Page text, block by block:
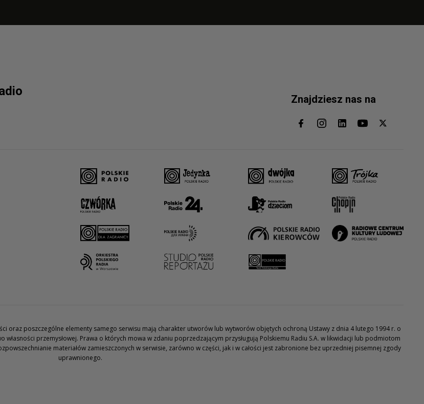
Znajdziesz nas na
oraz poszczególne elementy samego serwisu mają charakter utworów lub wytworów objętych ochroną Ustawy z dnia 4 lutego 1994 r. o
przemysłowej. Prawa o których mowa w zdaniu poprzedzającym przysługują Polskiemu Radiu S.A. w likwidacji lub podmiotom
materiałów zamieszczonych w serwisie, zarówno w części, jak i w całości jest zabronione bez uprzedniej pisemnej zgody
uprawnionego.